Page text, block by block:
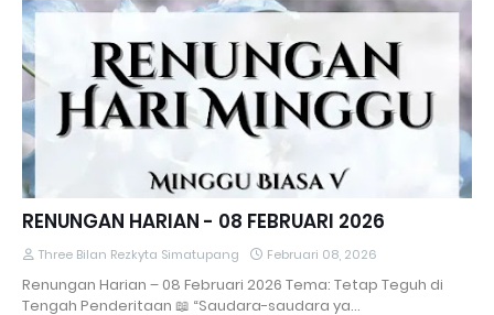
RENUNGAN HARIAN - 08 FEBRUARI 2026
Three Bilan Rezkyta Simatupang Februari 08, 2026
Renungan Harian – 08 Februari 2026 Tema: Tetap Teguh di
Tengah Penderitaan 📖 “Saudara-saudara ya…